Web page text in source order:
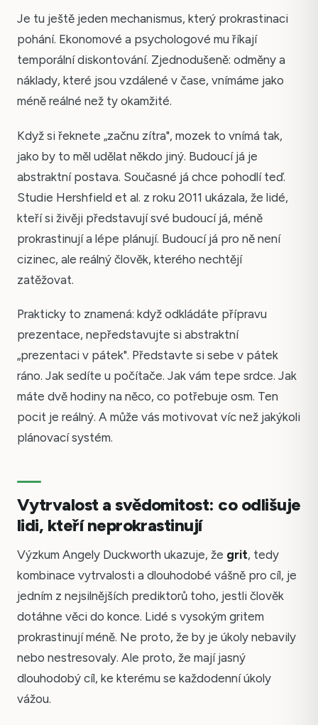
Je tu ještě jeden mechanismus, který prokrastinaci
pohání. Ekonomové a psychologové mu říkají
temporální diskontování. Zjednodušeně: odměny a
náklady, které jsou vzdálené v čase, vnímáme jako
méně reálné než ty okamžité.
Když si řeknete „začnu zítra", mozek to vnímá tak,
jako by to měl udělat někdo jiný. Budoucí já je
abstraktní postava. Současné já chce pohodlí teď.
Studie Hershfield et al. z roku 2011 ukázala, že lidé,
kteří si živěji představují své budoucí já, méně
prokrastinují a lépe plánují. Budoucí já pro ně není
cizinec, ale reálný člověk, kterého nechtějí
zatěžovat.
Prakticky to znamená: když odkládáte přípravu
prezentace, nepředstavujte si abstraktní
„prezentaci v pátek". Představte si sebe v pátek
ráno. Jak sedíte u počítače. Jak vám tepe srdce. Jak
máte dvě hodiny na něco, co potřebuje osm. Ten
pocit je reálný. A může vás motivovat víc než jakýkoli
plánovací systém.
Vytrvalost a svědomitost: co odlišuje
lidi, kteří neprokrastinují
Výzkum Angely Duckworth ukazuje, že grit, tedy
kombinace vytrvalosti a dlouhodobé vášně pro cíl, je
jedním z nejsilnějších prediktorů toho, jestli člověk
dotáhne věci do konce. Lidé s vysokým gritem
prokrastinují méně. Ne proto, že by je úkoly nebavily
nebo nestresovaly. Ale proto, že mají jasný
dlouhodobý cíl, ke kterému se každodenní úkoly
vážou.